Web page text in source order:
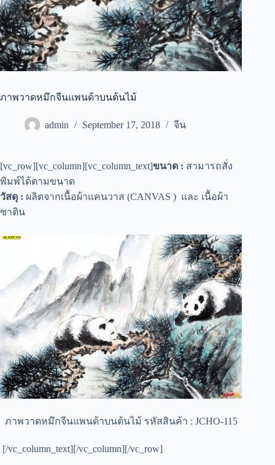
ภาพวาดหมึกจีนแพนด้าบนต้นไม้
admin September 17, 2018 จีน
[vc_row][vc_column][vc_column_text]ขนาด : สามารถสั่ง
พิมพ์ได้ตามขนาด
วัสดุ : ผลิตจากเนื้อผ้าแคนวาส (CANVAS ) และ เนื้อผ้า
ซาติน
ภาพวาดหมึกจีนแพนด้าบนต้นไม้ รหัสสินค้า : JCHO-115
[/vc_column_text][/vc_column][/vc_row]